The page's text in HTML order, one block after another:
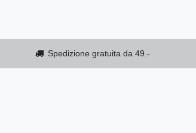
Spedizione gratuita da 49.-